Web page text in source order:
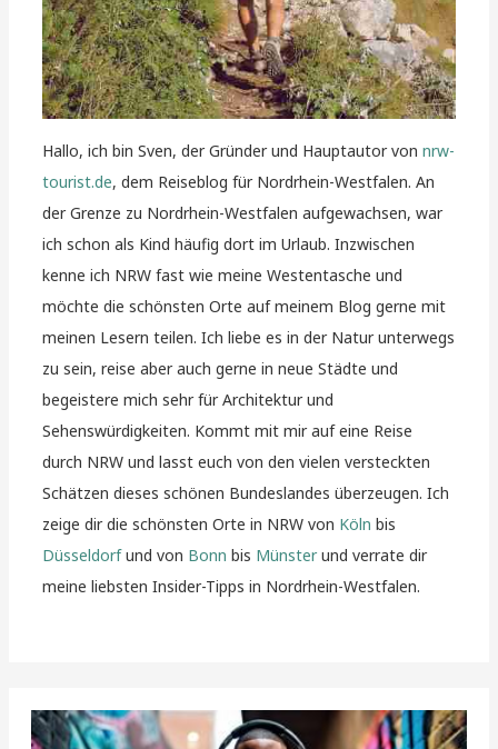
Hallo, ich bin Sven, der Gründer und Hauptautor vonnrw-
tourist.de, dem Reiseblog für Nordrhein-Westfalen. An
der Grenze zu Nordrhein-Westfalen aufgewachsen, war
ich schon als Kind häufig dort im Urlaub. Inzwischen
kenne ich NRW fast wie meine Westentasche und
möchte die schönsten Orte auf meinem Blog gerne mit
meinen Lesern teilen. Ich liebe es in der Natur unterwegs
zu sein, reise aber auch gerne in neue Städte und
begeistere mich sehr für Architektur und
Sehenswürdigkeiten. Kommt mit mir auf eine Reise
durch NRW und lasst euch von den vielen versteckten
Schätzen dieses schönen Bundeslandes überzeugen. Ich
zeige dir die schönsten Orte in NRW von Köln bis
Düsseldorfund von Bonn bis Münsterund verrate dir
meine liebsten Insider-Tipps in Nordrhein-Westfalen.